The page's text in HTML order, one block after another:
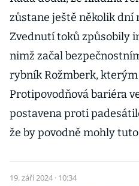
zůstane ještě několik dní
Zvednutí toků způsobily
nimž začal
rybník Rožmberk,
Protipovodňová bariéra
postavena proti
že by povodně mohly
19. září 2024 · 10:34